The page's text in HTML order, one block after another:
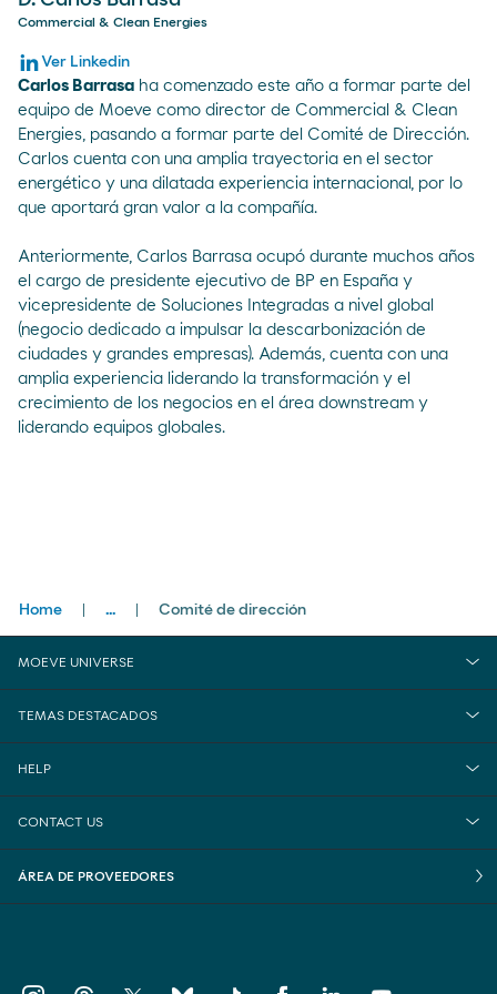
Commercial & Clean Energies
Ver Linkedin
Carlos Barrasa ha comenzado este año a formar parte del
equipo de Moeve como director de Commercial & Clean
Energies, pasando a formar parte del Comité de Dirección.
Carlos cuenta con una amplia trayectoria en el sector
energético y una dilatada experiencia internacional, por lo
que aportará gran valor a la compañía.
Anteriormente, Carlos Barrasa ocupó durante muchos años
el cargo de presidente ejecutivo de BP en España y
vicepresidente de Soluciones Integradas a nivel global
(negocio dedicado a impulsar la descarbonización de
ciudades y grandes empresas). Además, cuenta con una
amplia experiencia liderando la transformación y el
crecimiento de los negocios en el área downstream y
liderando equipos globales.
Breadcrumbs
Home ... Comité de dirección
MOEVE UNIVERSE
TEMAS DESTACADOS
HELP
CONTACT US
ÁREA DE PROVEEDORES